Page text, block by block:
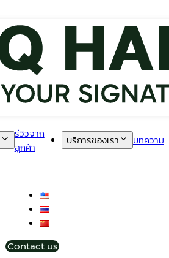
รีวิวจาก
ลูกค้า
บริการของเรา บทความ
Contact us